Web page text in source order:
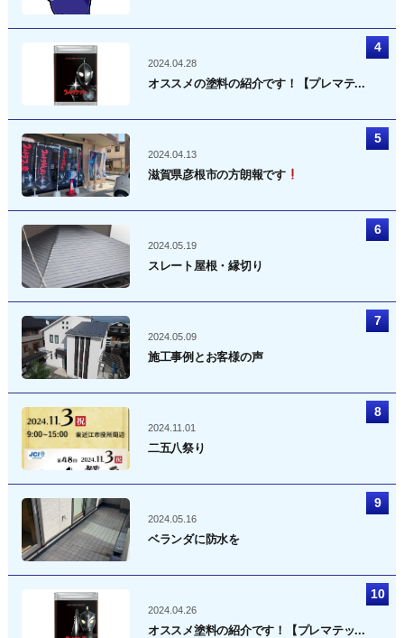
2024.04.28
オススメの塗料の紹介です！【プレマテ...
2024.04.13
滋賀県彦根市の方朗報です
2024.05.19
スレート屋根・縁切り
2024.05.09
施工事例とお客様の声
2024.11.01
二五八祭り
2024.05.16
ベランダに防水を
2024.04.26
オススメ塗料の紹介です！【プレマテッ...